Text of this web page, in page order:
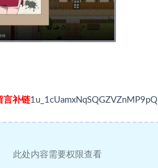
言补链1u_1cUamxNqSQGZVZnMP9pQ
此处内容需要权限查看